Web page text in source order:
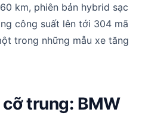
km, phiên bản hybrid sạc
công suất lên tới 304 mã
trong những mẫu xe tăng
trung: BMW